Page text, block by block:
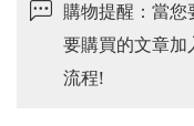
購物提醒：當您
要購買的文章加
流程!